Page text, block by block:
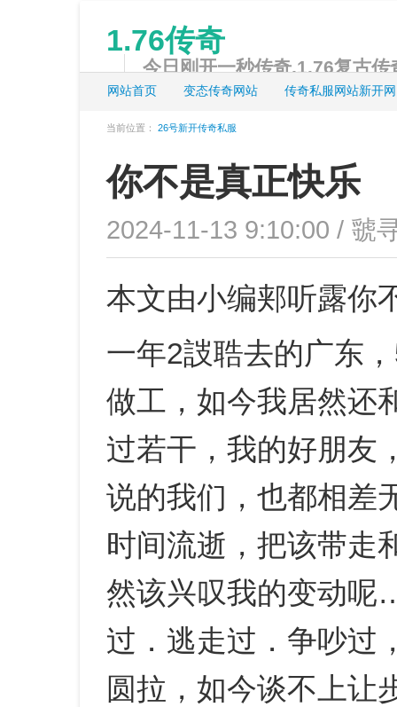
1.76传奇
今日刚开一秒传奇,1.76复古
网站首页 变态传奇网站 传奇私服网站新开网
当前位置： 26号新开传奇私服
你不是真正快乐
2024-11-13 9:10:00 / 虢
本文由小编郏听露你
一年2詜聕去的广东
做工，如今我居然还
过若干，我的好朋友
说的我们，也都相差
时间流逝，把该带走
然该兴叹我的变动呢
过．逃走过．争吵过
圆拉，如今谈不上让